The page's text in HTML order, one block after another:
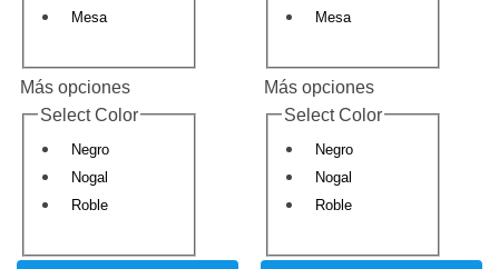
Mesa
Más opciones
Select Color
Negro
Nogal
Roble
Mesa
Más opciones
Select Color
Negro
Nogal
Roble